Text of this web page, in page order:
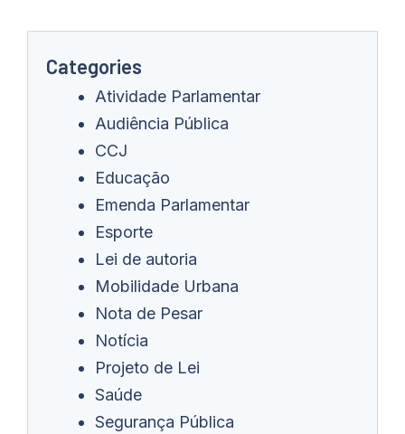
Categories
Atividade Parlamentar
Audiência Pública
CCJ
Educação
Emenda Parlamentar
Esporte
Lei de autoria
Mobilidade Urbana
Nota de Pesar
Notícia
Projeto de Lei
Saúde
Segurança Pública